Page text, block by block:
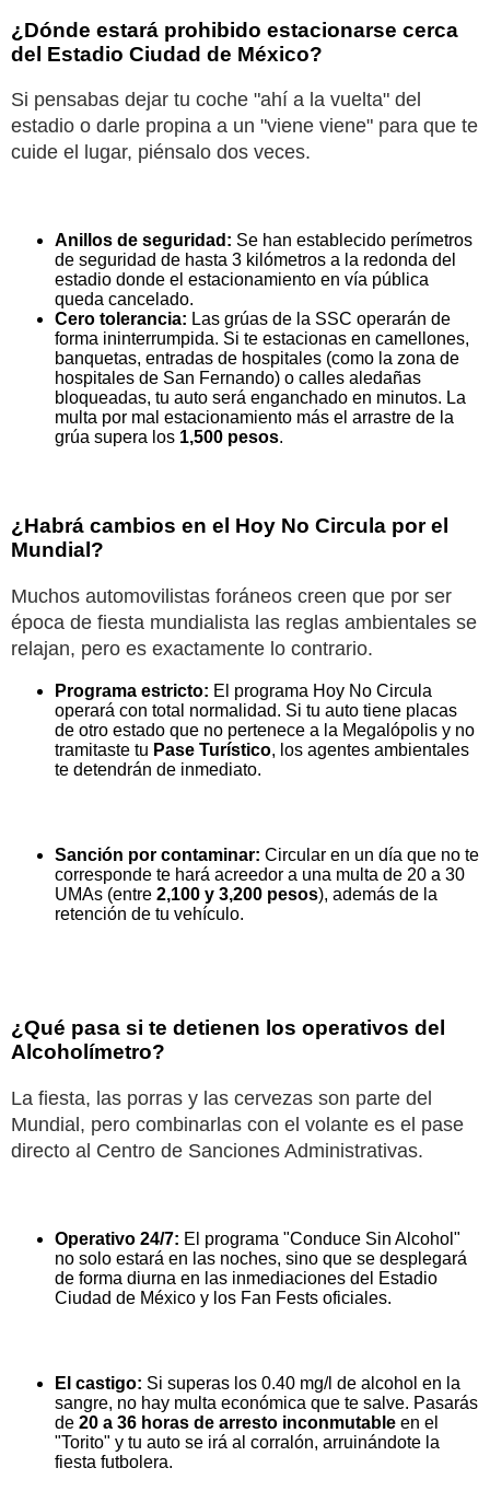
¿Dónde estará prohibido estacionarse cerca
del Estadio Ciudad de México?
Si pensabas dejar tu coche "ahí a la vuelta" del
estadio o darle propina a un "viene viene" para que te
cuide el lugar, piénsalo dos veces.
Anillos de seguridad: Se han establecido perímetros
de seguridad de hasta 3 kilómetros a la redonda del
estadio donde el estacionamiento en vía pública
queda cancelado.
Cero tolerancia: Las grúas de la SSC operarán de
forma ininterrumpida. Si te estacionas en camellones,
banquetas, entradas de hospitales (como la zona de
hospitales de San Fernando) o calles aledañas
bloqueadas, tu auto será enganchado en minutos. La
multa por mal estacionamiento más el arrastre de la
grúa supera los 1,500 pesos.
¿Habrá cambios en el Hoy No Circula por el
Mundial?
Muchos automovilistas foráneos creen que por ser
época de fiesta mundialista las reglas ambientales se
relajan, pero es exactamente lo contrario.
Programa estricto: El programa Hoy No Circula
operará con total normalidad. Si tu auto tiene placas
de otro estado que no pertenece a la Megalópolis y no
tramitaste tu Pase Turístico, los agentes ambientales
te detendrán de inmediato.
Sanción por contaminar: Circular en un día que no te
corresponde te hará acreedor a una multa de 20 a 30
UMAs (entre 2,100 y 3,200 pesos), además de la
retención de tu vehículo.
¿Qué pasa si te detienen los operativos del
Alcoholímetro?
La fiesta, las porras y las cervezas son parte del
Mundial, pero combinarlas con el volante es el pase
directo al Centro de Sanciones Administrativas.
Operativo 24/7: El programa "Conduce Sin Alcohol"
no solo estará en las noches, sino que se desplegará
de forma diurna en las inmediaciones del Estadio
Ciudad de México y los Fan Fests oficiales.
El castigo: Si superas los 0.40 mg/l de alcohol en la
sangre, no hay multa económica que te salve. Pasarás
de 20 a 36 horas de arresto inconmutable en el
"Torito" y tu auto se irá al corralón, arruinándote la
fiesta futbolera.